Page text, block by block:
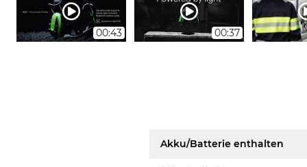
00:43 00:37
Akku/Batterie enthalten